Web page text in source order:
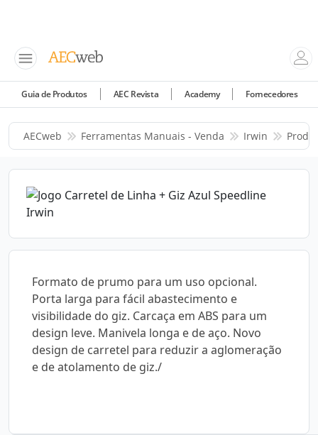
Guia de Produtos AEC Revista Academy Fornecedores
AECweb Ferramentas Manuais - Venda Irwin
Formato de prumo para um uso opcional.
Porta larga para fácil abastecimento e
visibilidade do giz. Carcaça em ABS para um
design leve. Manivela longa e de aço. Novo
design de carretel para reduzir a aglomeração
e de atolamento de giz./